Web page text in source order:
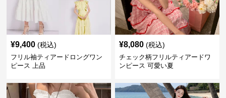
¥9,400 (税込)
フリル袖ティアードロングワン
ピース 上品
¥8,080 (税込)
チェック柄フリルティアードワ
ンピース 可愛い夏